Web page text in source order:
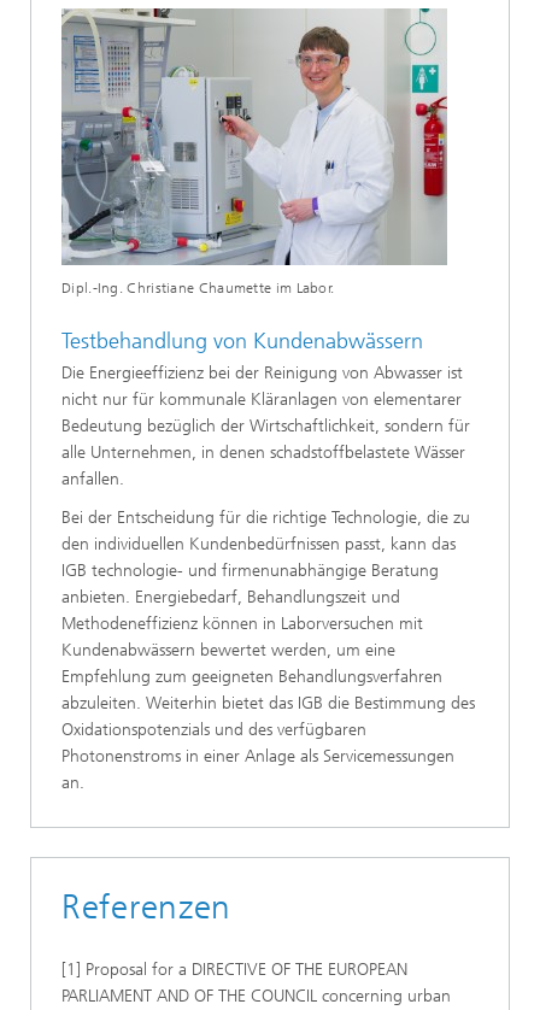
Dipl.-Ing. Christiane Chaumette im Labor.
Testbehandlung von Kundenabwässern
Die Energieeffizienz bei der Reinigung von Abwasser ist
nicht nur für kommunale Kläranlagen von elementarer
Bedeutung bezüglich der Wirtschaftlichkeit, sondern für
alle Unternehmen, in denen schadstoffbelastete Wässer
anfallen.
Bei der Entscheidung für die richtige Technologie, die zu
den individuellen Kundenbedürfnissen passt, kann das
IGB technologie- und firmenunabhängige Beratung
anbieten. Energiebedarf, Behandlungszeit und
Methodeneffizienz können in Laborversuchen mit
Kundenabwässern bewertet werden, um eine
Empfehlung zum geeigneten Behandlungsverfahren
abzuleiten. Weiterhin bietet das IGB die Bestimmung des
Oxidationspotenzials und des verfügbaren
Photonenstroms in einer Anlage als Servicemessungen
an.
Referenzen
[1] Proposal for a DIRECTIVE OF THE EUROPEAN
PARLIAMENT AND OF THE COUNCIL concerning urban